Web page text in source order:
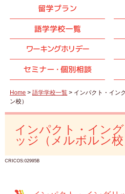
留学プラン
語学学校一覧
ワーキングホリデー
セミナー・ 個別相談
Home > 語学学校一覧 > インパクト・イン
ン校）
インパクト・イン
ッジ（メルボルン校
CRICOS:02995B